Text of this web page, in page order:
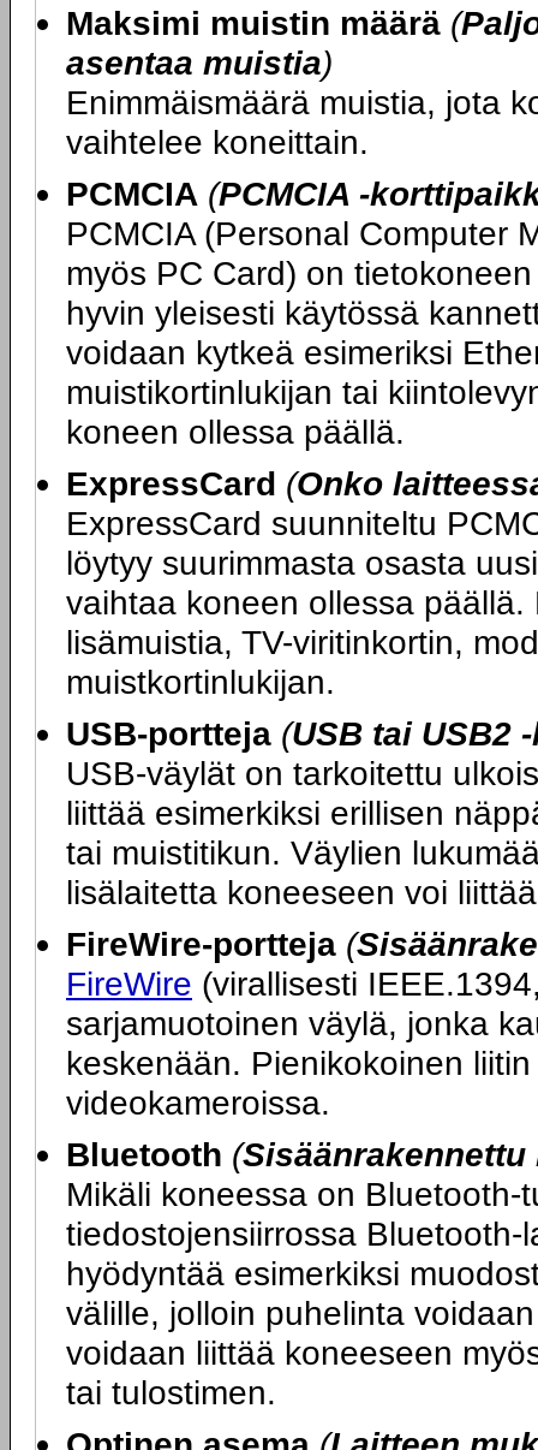
Maksimi muistin määrä (
asentaa muistia)
Enimmäismäärä muistia, jota
vaihtelee koneittain.
PCMCIA (PCMCIA -
PCMCIA (Personal Computer
myös PC Card) on
hyvin yleisesti käytössä
voidaan kytkeä esimeriksi
muistikortinlukijan tai
koneen ollessa päällä.
ExpressCard (Onko
ExpressCard suunniteltu
löytyy suurimmasta osasta
vaihtaa koneen ollessa
lisämuistia, TV-viritinkortin,
muistkortinlukijan.
USB-portteja (USB tai USB2
USB-väylät on tarkoitettu
liittää esimerkiksi erillisen
tai muistitikun. Väylien
lisälaitetta koneeseen voi
FireWire-portteja (
FireWire (virallisesti
sarjamuotoinen väylä, jonka
keskenään. Pienikokoinen
videokameroissa.
Bluetooth (
Mikäli koneessa on
tiedostojensiirrossa
hyödyntää esimerkiksi
välille, jolloin puhelinta
voidaan liittää koneeseen
tai tulostimen.